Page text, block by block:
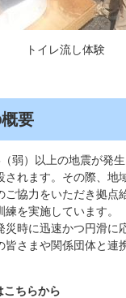
トイレ流し体験
要
弱）以上の地震が発
されます。その際、地
ご協力をいただき拠点
を実施しています。
時に迅速かつ円滑に
皆さまや関係団体と連
こちらから